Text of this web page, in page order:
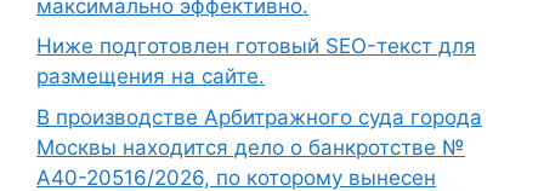
максимально эффективно.
Ниже подготовлен готовый SEO-текст для
размещения на сайте.
В производстве Арбитражного суда города
Москвы находится дело о банкротстве №
А40-20516/2026, по которому вынесен